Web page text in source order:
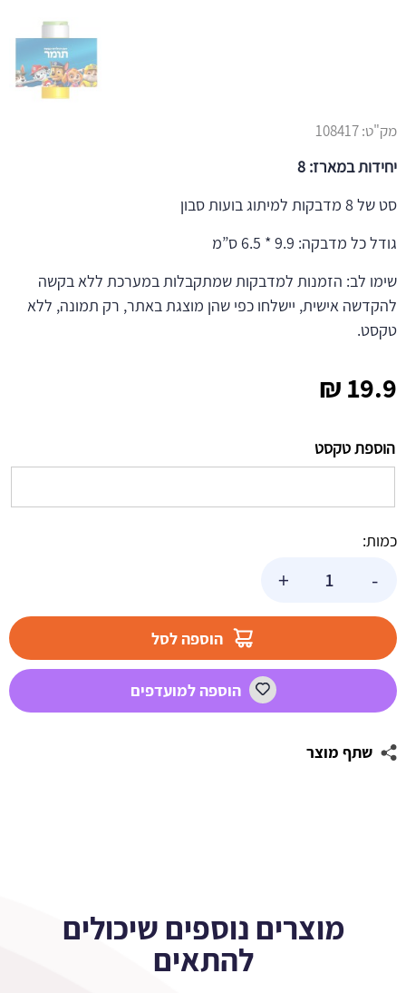
19.9
₪
הוספת טקסט
כמות:
-
-
ההרפתקאות
+
הוספה לסל
הוספה למועדפים
שתף מוצר
מק"ט:108417
יחידות במארז: 8
סט של 8 מדבקות למיתוג בועות סבון
גודל כל מדבקה: 9.9 * 6.5 ס”מ
שימו לב: הזמנות למדבקות שמתקבלות במערכת ללא בקשה
להקדשה אישית, יישלחו כפי שהן מוצגת באתר, רק תמונה, ללא
טקסט.
מוצרים נוספים שיכולים
להתאים